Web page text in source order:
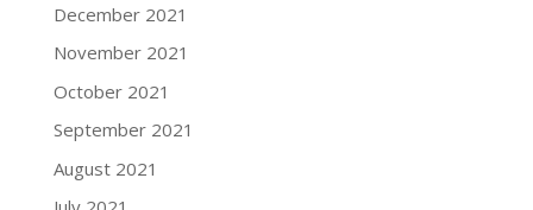
December 2021
November 2021
October 2021
September 2021
August 2021